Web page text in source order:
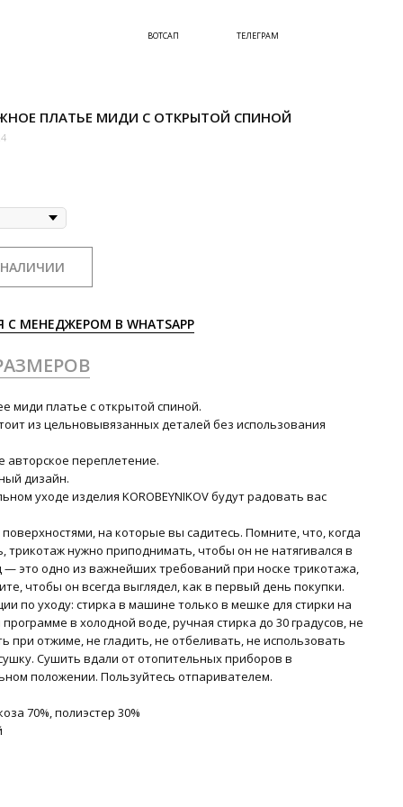
ВОТСАП ТЕЛЕГРАМ
ПЛАТЬЕ МИДИ С ОТКРЫТОЙ СПИНОЙ
С МЕНЕДЖЕРОМ В WHATSAPP
миди платье с открытой спиной.
из цельновывязанных деталей без использования
авторское переплетение.
дизайн.
уходе изделия KOROBEYNIKOV будут радовать вас
на которые вы садитесь. Помните, что, когда
трикотаж нужно приподнимать, чтобы он не натягивался в
— это одно из важнейших требований при носке трикотажа,
чтобы он всегда выглядел, как в первый день покупки.
по уходу: стирка в машине только в мешке для стирки на
в холодной воде, ручная стирка до 30 градусов, не
при отжиме, не гладить, не отбеливать, не использовать
Сушить вдали от отопительных приборов в
положении. Пользуйтесь отпаривателем.
70%, полиэстер 30%